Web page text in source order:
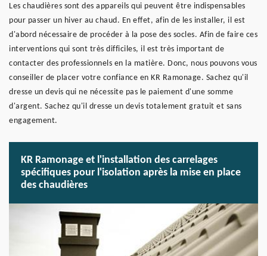
Les chaudières sont des appareils qui peuvent être indispensables
pour passer un hiver au chaud. En effet, afin de les installer, il est
d'abord nécessaire de procéder à la pose des socles. Afin de faire ces
interventions qui sont très difficiles, il est très important de
contacter des professionnels en la matière. Donc, nous pouvons vous
conseiller de placer votre confiance en KR Ramonage. Sachez qu'il
dresse un devis qui ne nécessite pas le paiement d'une somme
d'argent. Sachez qu'il dresse un devis totalement gratuit et sans
engagement.
KR Ramonage et l'installation des carrelages
spécifiques pour l'isolation après la mise en place
des chaudières